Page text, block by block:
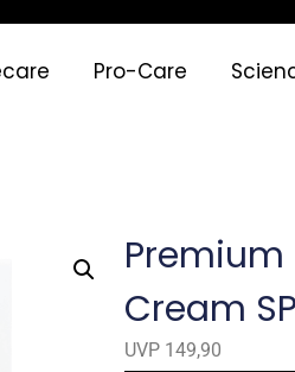
Pro-Care
Cream
UVP 149,90